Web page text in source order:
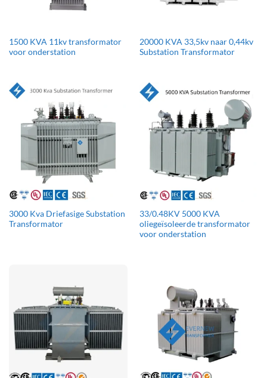
1500 KVA 11kv transformator
voor onderstation
20000 KVA 33,5kv naar 0,44kv
Substation Transformator
3000 Kva Driefasige Substation
Transformator
33/0.48KV 5000 KVA
oliegeïsoleerde transformator
voor onderstation